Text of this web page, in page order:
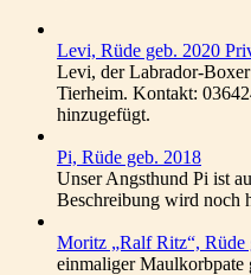
Levi, Rüde geb. 2020
Levi, der Labrador-
Tierheim. Kontakt:
hinzugefügt.
Pi, Rüde geb. 2018
Unser Angsthund Pi ist
Beschreibung wird noch
Moritz „Ralf Ritz“, Rüde
einmaliger Maulkorbpate